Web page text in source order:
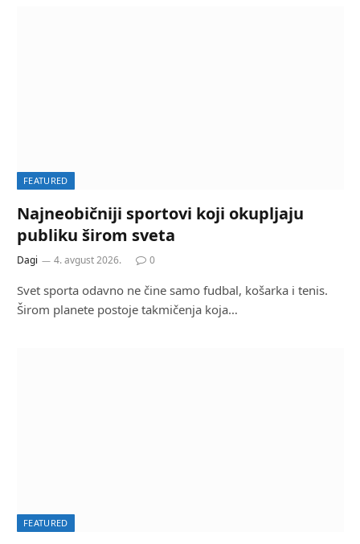
FEATURED
Najneobičniji sportovi koji okupljaju
publiku širom sveta
Dagi 4. avgust 2026. 0
Svet sporta odavno ne čine samo fudbal, košarka i tenis.
Širom planete postoje takmičenja koja…
FEATURED